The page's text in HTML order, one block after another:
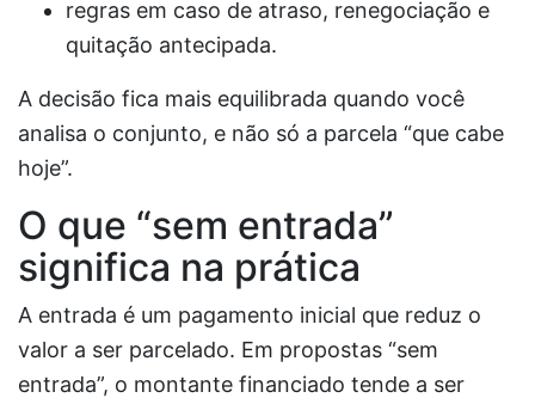
regras em caso de atraso, renegociação e
quitação antecipada.
A decisão fica mais equilibrada quando você
analisa o conjunto, e não só a parcela “que cabe
hoje”.
O que “sem entrada”
significa na prática
A entrada é um pagamento inicial que reduz o
valor a ser parcelado. Em propostas “sem
entrada”, o montante financiado tende a ser